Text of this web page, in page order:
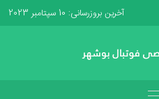
آخرین بروزرسانی: 10 سپتامبر 2023